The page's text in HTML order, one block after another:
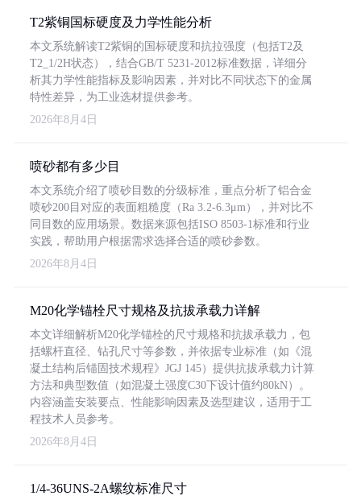
T2紫铜国标硬度及力学性能分析
本文系统解读T2紫铜的国标硬度和抗拉强度（包括T2及
T2_1/2H状态），结合GB/T 5231-2012标准数据，详细分
析其力学性能指标及影响因素，并对比不同状态下的金属
特性差异，为工业选材提供参考。
2026年8月4日
喷砂都有多少目
本文系统介绍了喷砂目数的分级标准，重点分析了铝合金
喷砂200目对应的表面粗糙度（Ra 3.2-6.3μm），并对比不
同目数的应用场景。数据来源包括ISO 8503-1标准和行业
实践，帮助用户根据需求选择合适的喷砂参数。
2026年8月4日
M20化学锚栓尺寸规格及抗拔承载力详解
本文详细解析M20化学锚栓的尺寸规格和抗拔承载力，包
括螺杆直径、钻孔尺寸等参数，并依据专业标准（如《混
凝土结构后锚固技术规程》JGJ 145）提供抗拔承载力计算
方法和典型数值（如混凝土强度C30下设计值约80kN）。
内容涵盖安装要点、性能影响因素及选型建议，适用于工
程技术人员参考。
2026年8月4日
1/4-36UNS-2A螺纹标准尺寸